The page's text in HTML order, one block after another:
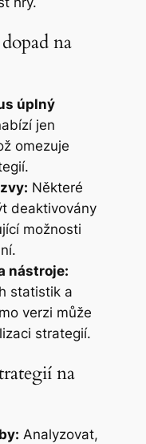
na
úplný
jen
omezuje
Některé
deaktivovány
možnosti
nástroje:
statistik a
verzi může
strategií.
na
Analyzovat,